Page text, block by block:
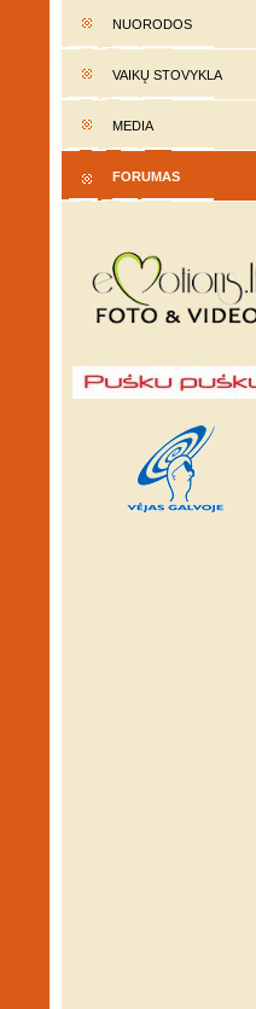
NUORODOS
VAIKŲ STOVYKLA
MEDIA
FORUMAS